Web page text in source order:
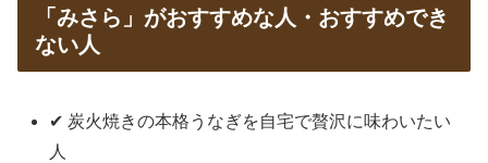
「みさら」がおすすめな人・おすすめでき
ない人
✔ 炭火焼きの本格うなぎを自宅で贅沢に味わいたい
人